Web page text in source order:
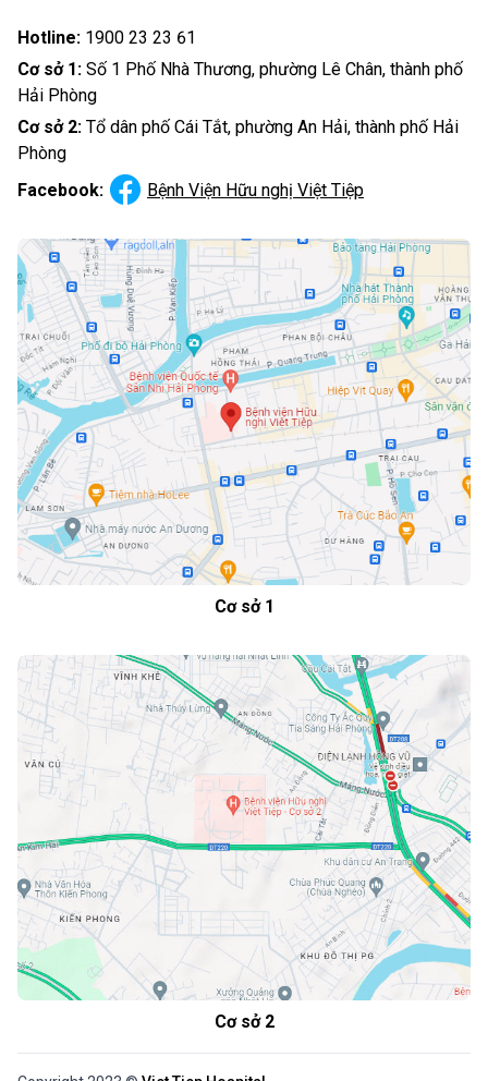
Hotline: 1900 23 23 61
Cơ sở 1: Số 1 Phố Nhà Thương, phường Lê Chân, thành phố
Hải Phòng
Cơ sở 2: Tổ dân phố Cái Tắt, phường An Hải, thành phố Hải
Phòng
Facebook:
Bệnh Viện Hữu nghị Việt Tiệp
Cơ sở 1
Cơ sở 2